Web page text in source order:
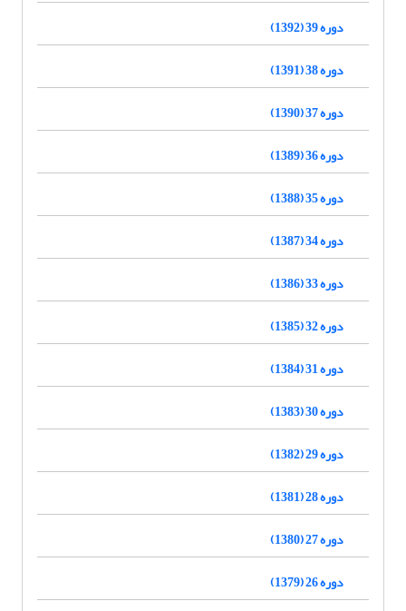
دوره 39 (1392)
دوره 38 (1391)
دوره 37 (1390)
دوره 36 (1389)
دوره 35 (1388)
دوره 34 (1387)
دوره 33 (1386)
دوره 32 (1385)
دوره 31 (1384)
دوره 30 (1383)
دوره 29 (1382)
دوره 28 (1381)
دوره 27 (1380)
دوره 26 (1379)